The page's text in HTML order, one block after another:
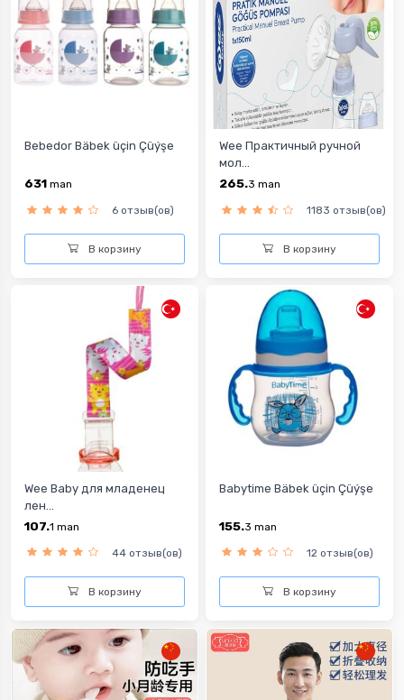
Bebedor Bäbek üçin Çüýşe
631 man
6 отзыв(ов)
В корзину
Wee Практичный ручной
мол...
265.3 man
1183 отзыв(ов)
В корзину
Wee Baby для младенец
лен...
107.1 man
44 отзыв(ов)
В корзину
Babytime Bäbek üçin Çüýşe
155.3 man
12 отзыв(ов)
В корзину